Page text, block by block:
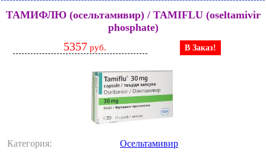
ТАМИФЛЮ (осельтамивир) / TAMIFLU (oseltamivir
phosphate)
5357 руб. В Заказ!
Категория:
Осельтамивир